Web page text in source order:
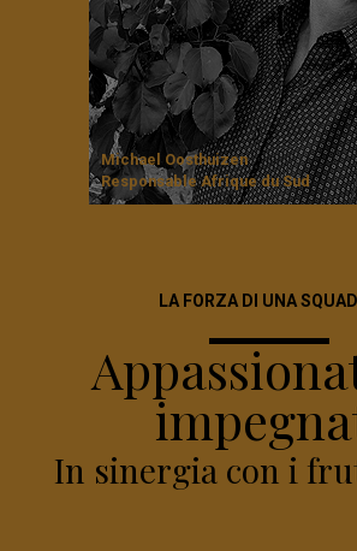
Michael Oosthuizen
Responsable Afrique du Sud
LA FORZA DI UNA
In sinergia con i